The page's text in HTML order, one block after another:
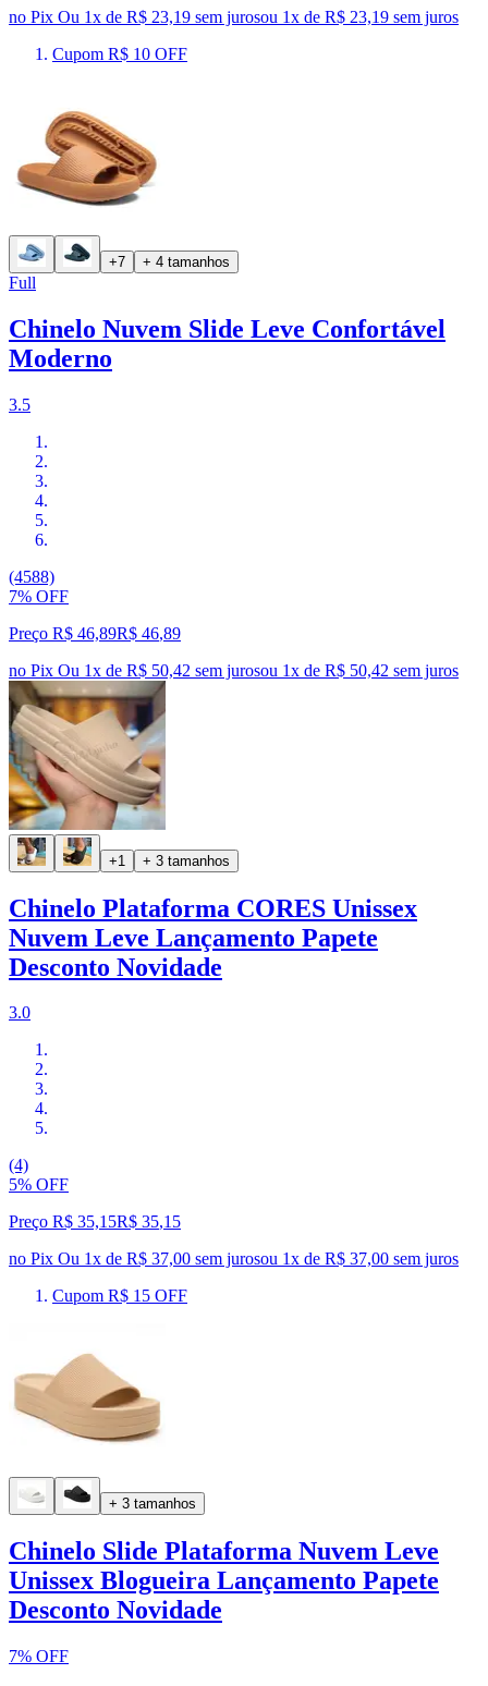
no Pix Ou 1x de R$ 23,19 sem jurosou 1x de R$ 23,19 sem juros
Cupom R$ 10 OFF
+7 + 4 tamanhos
Full
Chinelo Nuvem Slide Leve Confortável
Moderno
3.5
(4588)
7% OFF
Preço R$ 46,89R$ 46,89
no Pix Ou 1x de R$ 50,42 sem jurosou 1x de R$ 50,42 sem juros
+1 + 3 tamanhos
Chinelo Plataforma CORES Unissex
Nuvem Leve Lançamento Papete
Desconto Novidade
3.0
(4)
5% OFF
Preço R$ 35,15R$ 35,15
no Pix Ou 1x de R$ 37,00 sem jurosou 1x de R$ 37,00 sem juros
Cupom R$ 15 OFF
+ 3 tamanhos
Chinelo Slide Plataforma Nuvem Leve
Unissex Blogueira Lançamento Papete
Desconto Novidade
7% OFF